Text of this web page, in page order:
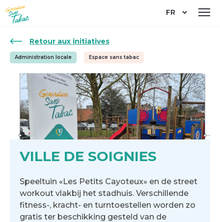
au
contenu
Select
Retour aux initiatives
Administration locale Espace sans tabac
VILLE DE SOIGNIES
Speeltuin «Les Petits Cayoteux» en de street
workout vlakbij het stadhuis. Verschillende
fitness-, kracht- en turntoestellen worden zo
gratis ter beschikking gesteld van de